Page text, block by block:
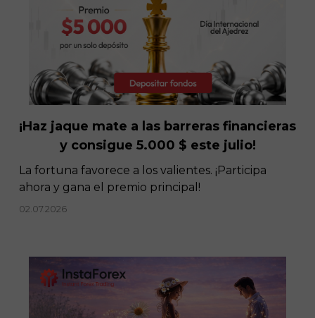
Más rápido, más alto, más fuerte, ¡juntos!
11.02.2022
¡Haz jaque mate a las barreras financieras
y consigue 5.000 $ este julio!
La fortuna favorece a los valientes. ¡Participa
ahora y gana el premio principal!
02.07.2026